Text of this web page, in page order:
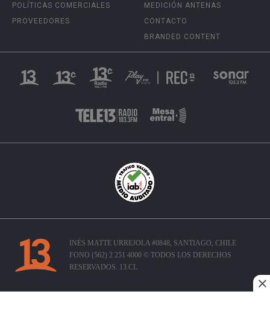
POLÍTICAS COMERCIALES
PROVEEDORES
MEDICIÓN ANTENAS
CONTACTO
BRANDED CONTENT
INÉS MATTE URREJOLA #0848, SANTIAGO, CHILE
FONO (562) 2 251 4000 © TODOS LOS DERECHOS
RESERVADOS. 13.CL